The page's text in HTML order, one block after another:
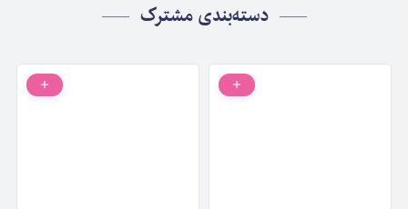
دسته‌بندی مشترک